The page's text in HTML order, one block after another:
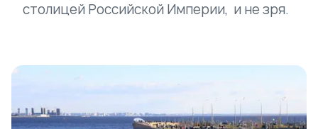
столицей Российской Империи, и не зря.